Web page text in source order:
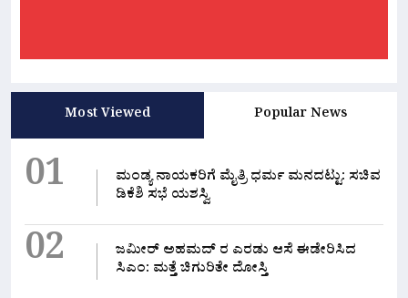
Most Viewed Popular News
01
ಮಂಡ್ಯ ನಾಯಕರಿಗೆ ಮೈತ್ರಿ ಧರ್ಮ ಮನದಟ್ಟು: ಸಚಿವ
ಡಿಕೆಶಿ ಸಭೆ ಯಶಸ್ವಿ
02
ಜಮೀರ್ ಅಹಮದ್ ರ ಎರಡು ಆಸೆ ಈಡೇರಿಸಿದ
ಸಿಎಂ: ಮತ್ತೆ ಚಿಗುರಿತೇ ದೋಸ್ತಿ